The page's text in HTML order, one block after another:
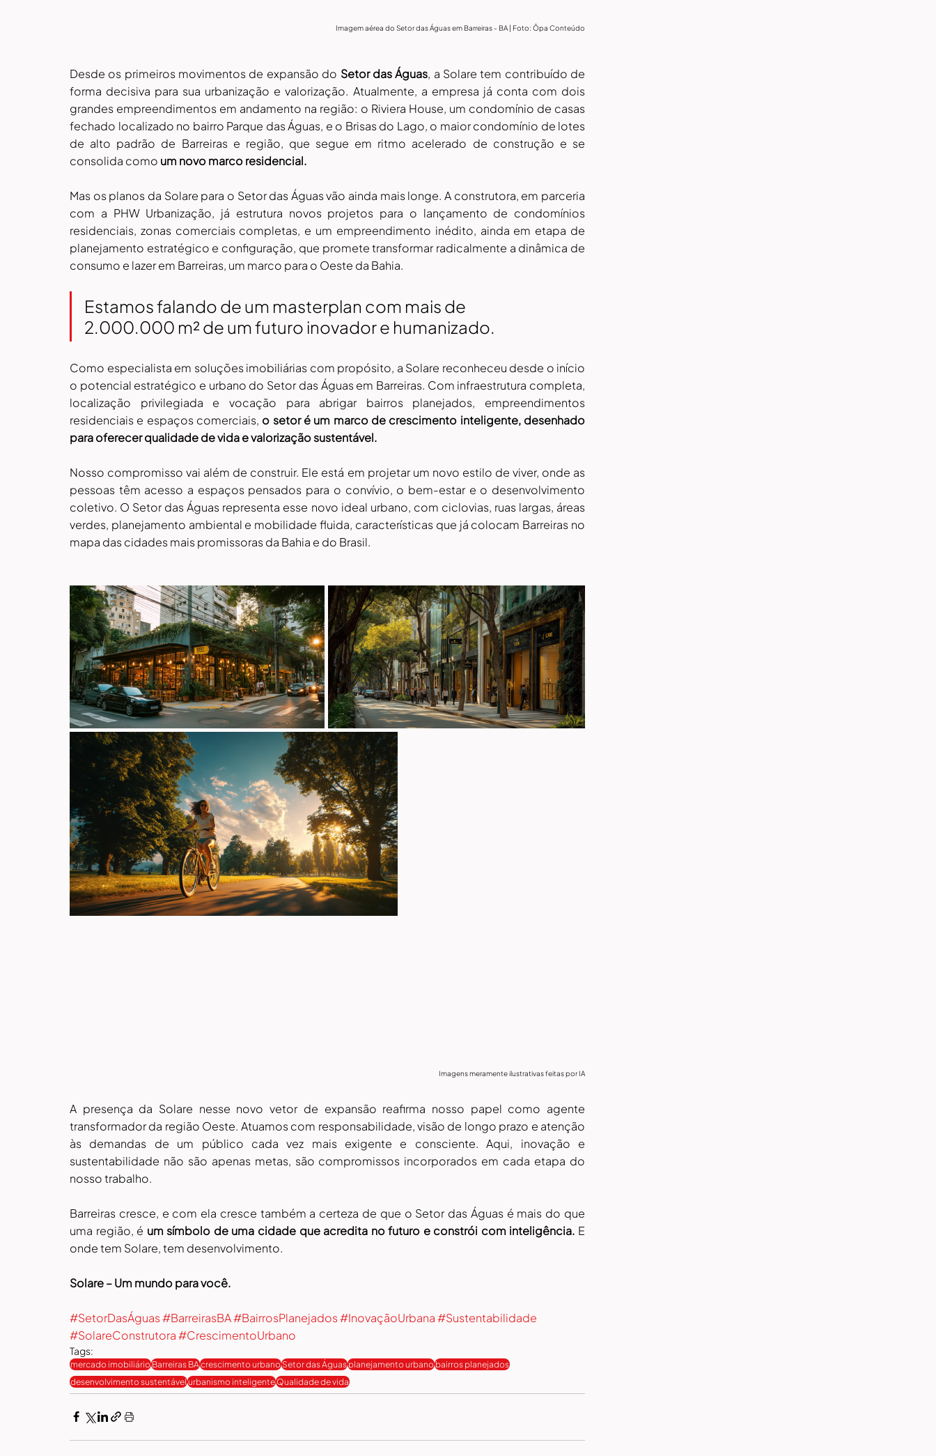
Imagem aérea do Setor das Águas em Barreiras - BA | Foto: Ôpa Conteúdo
Desde os primeiros movimentos de expansão do Setor das Águas, a Solare tem contribuído de
forma decisiva para sua urbanização e valorização. Atualmente, a empresa já conta com dois
grandes empreendimentos em andamento na região: o Riviera House, um condomínio de casas
fechado localizado no bairro Parque das Águas, e o Brisas do Lago, o maior condomínio de lotes
de alto padrão de Barreiras e região, que segue em ritmo acelerado de construção e se
consolida como um novo marco residencial.
Mas os planos da Solare para o Setor das Águas vão ainda mais longe. A construtora, em parceria
com a PHW Urbanização, já estrutura novos projetos para o lançamento de condomínios
residenciais, zonas comerciais completas, e um empreendimento inédito, ainda em etapa de
planejamento estratégico e configuração, que promete transformar radicalmente a dinâmica de
consumo e lazer em Barreiras, um marco para o Oeste da Bahia.
Estamos falando de um masterplan com mais de
2.000.000 m² de um futuro inovador e humanizado.
Como especialista em soluções imobiliárias com propósito, a Solare reconheceu desde o início
o potencial estratégico e urbano do Setor das Águas em Barreiras. Com infraestrutura completa,
localização privilegiada e vocação para abrigar bairros planejados, empreendimentos
residenciais e espaços comerciais, o setor é um marco de crescimento inteligente, desenhado
para oferecer qualidade de vida e valorização sustentável.
Nosso compromisso vai além de construir. Ele está em projetar um novo estilo de viver, onde as
pessoas têm acesso a espaços pensados para o convívio, o bem-estar e o desenvolvimento
coletivo. O Setor das Águas representa esse novo ideal urbano, com ciclovias, ruas largas, áreas
verdes, planejamento ambiental e mobilidade fluida, características que já colocam Barreiras no
mapa das cidades mais promissoras da Bahia e do Brasil.
Imagens meramente ilustrativas feitas por IA
A presença da Solare nesse novo vetor de expansão reafirma nosso papel como agente
transformador da região Oeste. Atuamos com responsabilidade, visão de longo prazo e atenção
às demandas de um público cada vez mais exigente e consciente. Aqui, inovação e
sustentabilidade não são apenas metas, são compromissos incorporados em cada etapa do
nosso trabalho.
Barreiras cresce, e com ela cresce também a certeza de que o Setor das Águas é mais do que
uma região, é um símbolo de uma cidade que acredita no futuro e constrói com inteligência. E
onde tem Solare, tem desenvolvimento.
Solare – Um mundo para você.
#SetorDasÁguas#BarreirasBA#BairrosPlanejados#InovaçãoUrbana#Sustentabilidade
#SolareConstrutora#CrescimentoUrbano
Tags:
mercado imobiliárioBarreiras BAcrescimento urbanoSetor das Águasplanejamento urbanobairros planejados
desenvolvimento sustentávelurbanismo inteligenteQualidade de vida